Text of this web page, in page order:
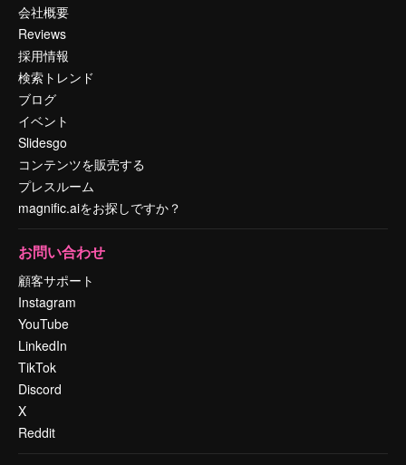
会社概要
Reviews
採用情報
検索トレンド
ブログ
イベント
Slidesgo
コンテンツを販売する
プレスルーム
magnific.aiをお探しですか？
お問い合わせ
顧客サポート
Instagram
YouTube
LinkedIn
TikTok
Discord
X
Reddit